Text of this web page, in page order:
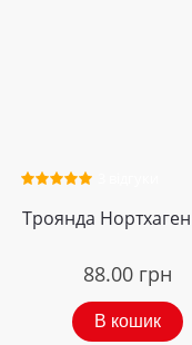
Троянда Нортхаген
88.00 грн
В кошик